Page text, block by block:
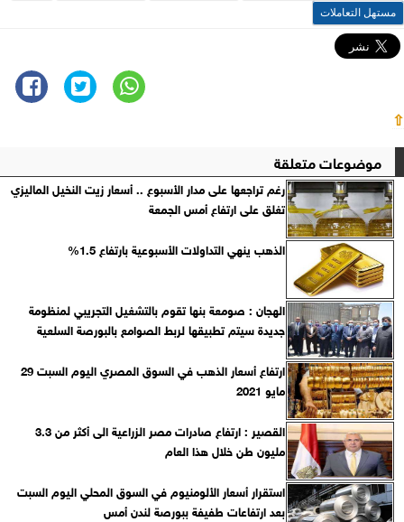
مستهل التعاملات
⇧
موضوعات متعلقة
رغم تراجعها على مدار الأسبوع .. أسعار زيت النخيل الماليزي
تغلق على ارتفاع أمس الجمعة
الذهب ينهي التداولات الأسبوعية بارتفاع 1.5%
الهجان : صومعة بنها تقوم بالتشغيل التجريبي لمنظومة
جديدة سيتم تطبيقها لربط الصوامع بالبورصة السلعية
ارتفاع أسعار الذهب في السوق المصري اليوم السبت 29
مايو 2021
القصير : ارتفاع صادرات مصر الزراعية الى أكثر من 3.3
مليون طن خلال هذا العام
استقرار أسعار الألومنيوم في السوق المحلي ‏اليوم السبت
بعد ارتفاعات طفيفة ببورصة لندن أمس